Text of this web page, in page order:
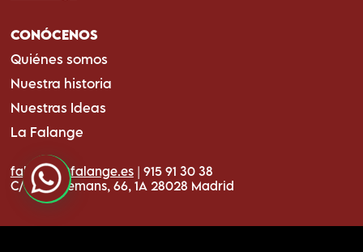
CONÓCENOS
Quiénes somos
Nuestra historia
Nuestras Ideas
La Falange
falange@falange.es| 915 91 30 38
C/ de Ardemans, 66, 1A 28028 Madrid